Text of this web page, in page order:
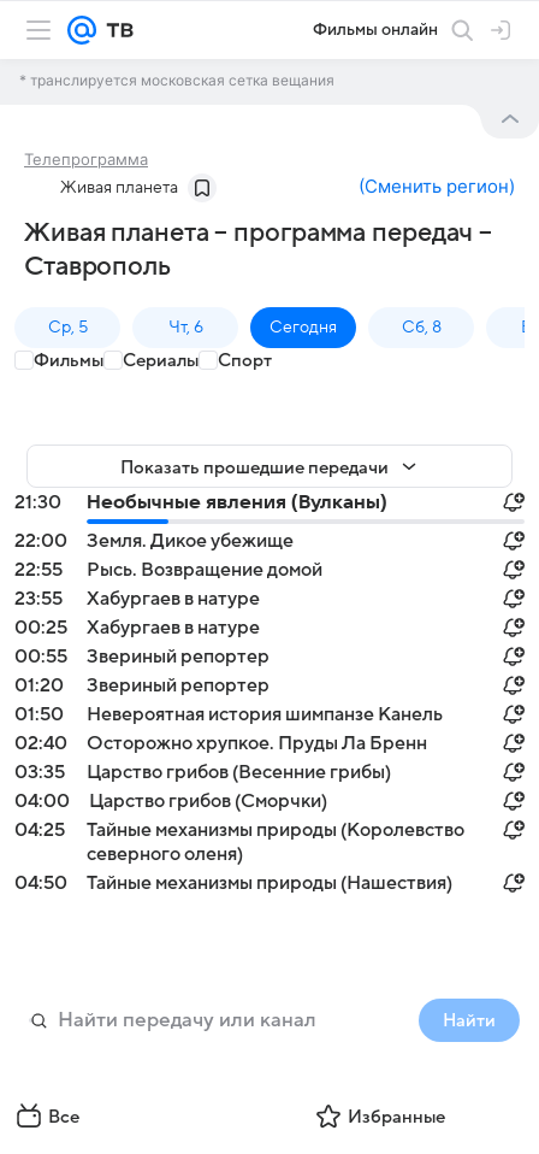
Фильмы онлайн
* транслируется московская сетка вещания
Телепрограмма
Живая планета (Сменить регион)
Живая планета – программа передач –
Ставрополь
Ср, 5 Чт, 6 Сегодня Сб, 8
Фильмы Сериалы Спорт
Показать прошедшие передачи
21:30
Необычные явления (Вулканы)
22:00
Земля. Дикое убежище
22:55
Рысь. Возвращение домой
23:55
Хабургаев в натуре
00:25
Хабургаев в натуре
00:55
Звериный репортер
01:20
Звериный репортер
01:50
Невероятная история шимпанзе Канель
02:40
Осторожно хрупкое. Пруды Ла Бренн
03:35
Царство грибов (Весенние грибы)
04:00
Царство грибов (Сморчки)
04:25
Тайные механизмы природы (Королевство
северного оленя)
04:50
Тайные механизмы природы (Нашествия)
Найти
Все Избранные